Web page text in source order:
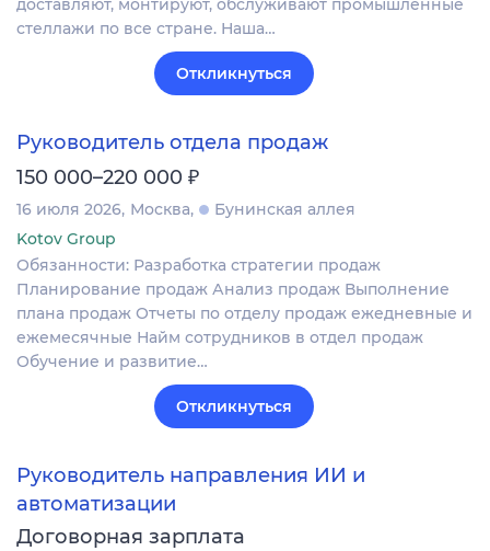
стеллажи по все стране. Наша…
Откликнуться
Руководитель отдела продаж
150 000–220 000 ₽
16 июля 2026 Москва
Бунинская аллея
Kotov Group
Обязанности: Разработка стратегии продаж
Планирование продаж Анализ продаж Выполнение
плана продаж Отчеты по отделу продаж ежедневные и
ежемесячные Найм сотрудников в отдел продаж
Обучение и развитие…
Откликнуться
Руководитель направления ИИ и
автоматизации
Договорная зарплата